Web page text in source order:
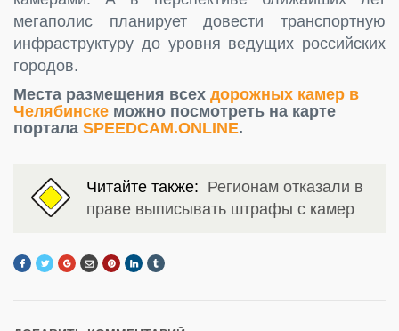
мегаполис планирует довести транспортную
инфраструктуру до уровня ведущих российских
городов.
Места размещения всех дорожных камер в
Челябинске можно посмотреть на карте
портала SPEEDCAM.ONLINE.
Читайте также: Регионам отказали в
праве выписывать штрафы с камер